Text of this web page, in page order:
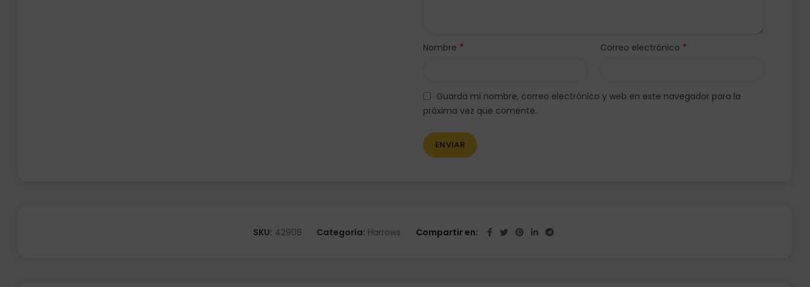
Nombre * Correo electrónico *
Guarda mi nombre, correo electrónico y web en este navegador para la
próxima vez que comente.
SKU: 42908 Categoría: Harrows Compartir en